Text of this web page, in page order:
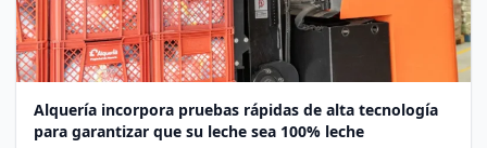
Alquería incorpora pruebas rápidas de alta tecnología
para garantizar que su leche sea 100% leche